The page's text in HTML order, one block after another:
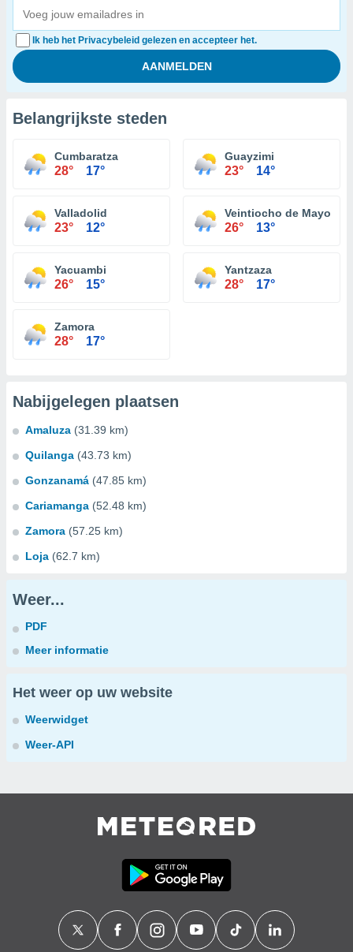
Ik heb het Privacybeleid gelezen en accepteer het.
Belangrijkste steden
Cumbaratza
28° 17°
Guayzimi
23° 14°
Valladolid
23° 12°
Veintiocho de Mayo
26° 13°
Yacuambi
26° 15°
Yantzaza
28° 17°
Zamora
28° 17°
Nabijgelegen plaatsen
Amaluza (31.39 km)
Quilanga (43.73 km)
Gonzanamá (47.85 km)
Cariamanga (52.48 km)
Zamora (57.25 km)
Loja (62.7 km)
Weer...
PDF
Meer informatie
Het weer op uw website
Weerwidget
Weer-API